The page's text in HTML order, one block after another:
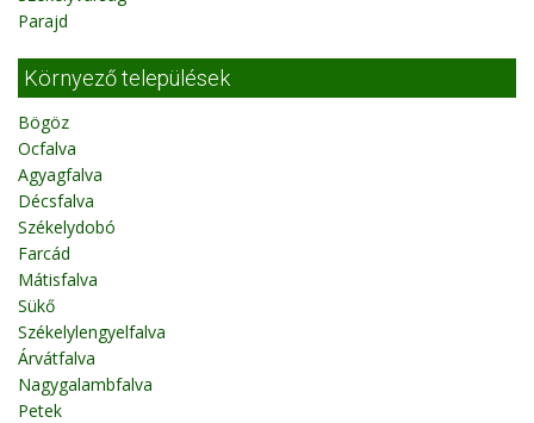
Parajd
Környező települések
Bögöz
Ocfalva
Agyagfalva
Décsfalva
Székelydobó
Farcád
Mátisfalva
Sükő
Székelylengyelfalva
Árvátfalva
Nagygalambfalva
Petek